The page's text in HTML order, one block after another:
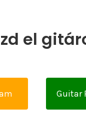
el
Guitar